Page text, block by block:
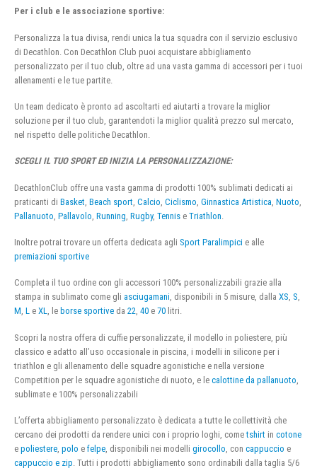
Per i club e le associazione sportive:
Personalizza la tua divisa, rendi unica la tua squadra con il servizio esclusivo
di Decathlon. Con Decathlon Club puoi acquistare abbigliamento
personalizzato per il tuo club, oltre ad una vasta gamma di accessori per i tuoi
allenamenti e le tue partite.
Un team dedicato è pronto ad ascoltarti ed aiutarti a trovare la miglior
soluzione per il tuo club, garantendoti la miglior qualità prezzo sul mercato,
nel rispetto delle politiche Decathlon.
SCEGLI IL TUO SPORT ED INIZIA LA PERSONALIZZAZIONE:
DecathlonClub offre una vasta gamma di prodotti 100% sublimati dedicati ai
praticanti di Basket Beach sport Calcio Ciclismo Ginnastica Artistica Nuoto
Pallanuoto Pallavolo Running Rugby, Tennis e Triathlon
Inoltre potrai trovare un offerta dedicata agli Sport Paralimpici e alle
premiazioni sportive
Completa il tuo ordine con gli accessori 100% personalizzabili grazie alla
stampa in sublimato come gli asciugamani, disponibili in 5 misure, dalla XS, S,
M, L e XL, le borse sportive da 22, 40 e 70 litri.
Scopri la nostra offera di cuffie personalizzate, il modello in poliestere, più
classico e adatto all’uso occasionale in piscina, i modelli in silicone per i
triathlon e gli allenamento delle squadre agonistiche e nella versione
Competition per le squadre agonistiche di nuoto, e le calottine da pallanuoto
sublimate e 100% personalizzabili
L’offerta abbigliamento personalizzato è dedicata a tutte le collettività che
cercano dei prodotti da rendere unici con i proprio loghi, cometshirt in cotone
e poliestere polo e felpe , disponibili nei modelli girocollo , con cappuccio e
cappuccio e zip . Tutti i prodotti abbigliamento sono ordinabili dalla taglia 5/6